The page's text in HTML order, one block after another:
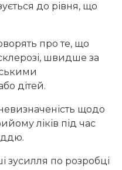
до рівня, що
про те, що
швидше за
дітей.
щодо
ліків під час
зусилля по розробці